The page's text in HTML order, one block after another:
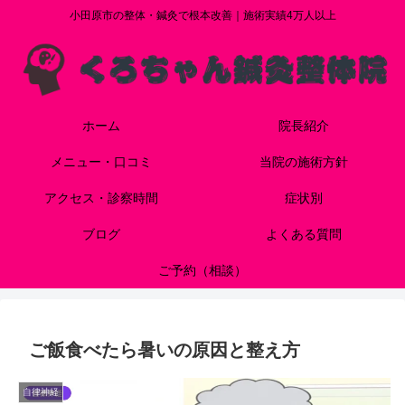
小田原市の整体・鍼灸で根本改善｜施術実績4万人以上
ホーム 院長紹介
メニュー・口コミ 当院の施術方針
アクセス・診察時間 症状別
ブログ よくある質問
ご予約（相談）
ご飯食べたら暑いの原因と整え方
自律神経